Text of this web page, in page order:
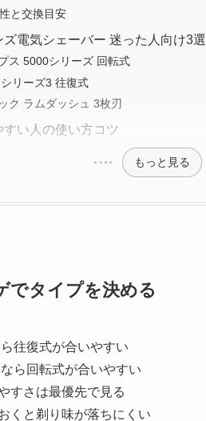
と交換目安
ズ電気シェーバー 迷った人向け3選
ス 5000シリーズ 回転式
リーズ3 往復式
ク ラムダッシュ 3枚刃
い人の使い方コツ
もっと見る
でタイプを決める
往復式が合いやすい
ら回転式が合いやすい
すさは最優先で見る
くと剃り味が落ちにくい